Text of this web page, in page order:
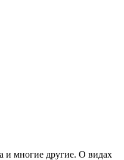
и многие другие. О видах